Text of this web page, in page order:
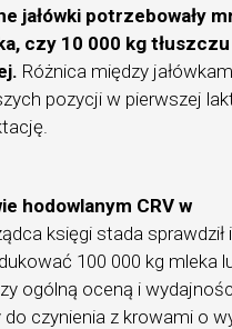
jałówki potrzebowały
czy 10 000 kg tłuszczu
Różnica między
pozycji w pierwszej
hodowlanym CRV w
księgi stada sprawdził
100 000 kg mleka
ogólną oceną i
czynienia z krowami o